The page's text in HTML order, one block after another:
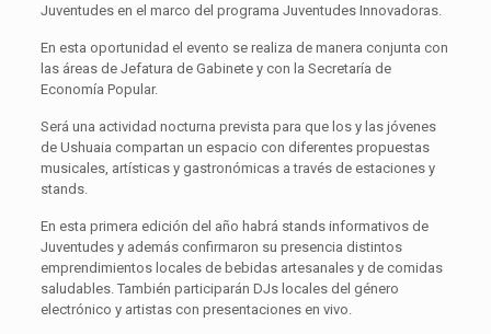
Juventudes en el marco del programa Juventudes Innovadoras.
En esta oportunidad el evento se realiza de manera conjunta con
las áreas de Jefatura de Gabinete y con la Secretaría de
Economía Popular.
Será una actividad nocturna prevista para que los y las jóvenes
de Ushuaia compartan un espacio con diferentes propuestas
musicales, artísticas y gastronómicas a través de estaciones y
stands.
En esta primera edición del año habrá stands informativos de
Juventudes y además confirmaron su presencia distintos
emprendimientos locales de bebidas artesanales y de comidas
saludables. También participarán DJs locales del género
electrónico y artistas con presentaciones en vivo.